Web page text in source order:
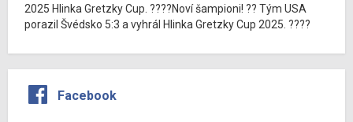
2025 Hlinka Gretzky Cup. ????Noví šampioni! ?? Tým USA
porazil Švédsko 5:3 a vyhrál Hlinka Gretzky Cup 2025. ????
Facebook